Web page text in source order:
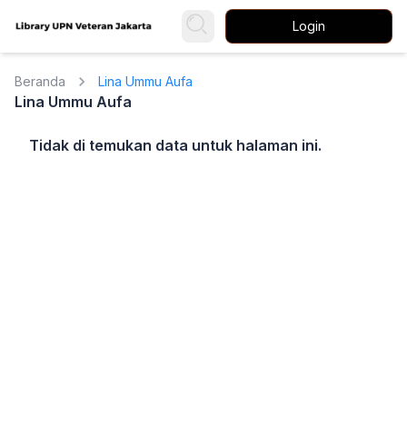
Login
Beranda Lina Ummu Aufa
Lina Ummu Aufa
Tidak di temukan data untuk halaman ini.